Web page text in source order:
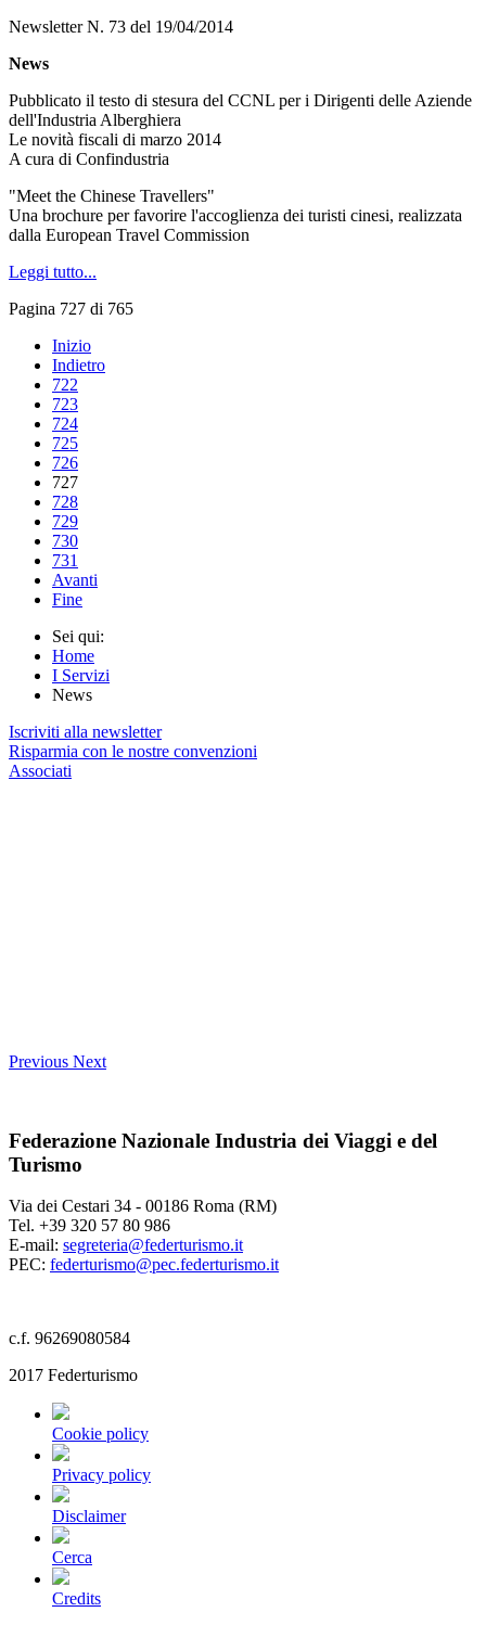
Newsletter N. 73 del 19/04/2014
News
Pubblicato il testo di stesura del CCNL per i Dirigenti delle Aziende
dell'Industria Alberghiera
Le novità fiscali di marzo 2014
A cura di Confindustria
"Meet the Chinese Travellers"
Una brochure per favorire l'accoglienza dei turisti cinesi, realizzata
dalla European Travel Commission
Leggi tutto...
Pagina 727 di 765
Inizio
Indietro
722
723
724
725
726
727
728
729
730
731
Avanti
Fine
Sei qui:
Home
I Servizi
News
Iscriviti alla newsletter
Risparmia con le nostre convenzioni
Associati
Previous Next
Federazione Nazionale Industria dei Viaggi e del
Turismo
Via dei Cestari 34 - 00186 Roma (RM)
Tel. +39 320 57 80 986
E-mail: segreteria@federturismo.it
PEC: federturismo@pec.federturismo.it
c.f. 96269080584
2017 Federturismo
Cookie policy
Privacy policy
Disclaimer
Cerca
Credits